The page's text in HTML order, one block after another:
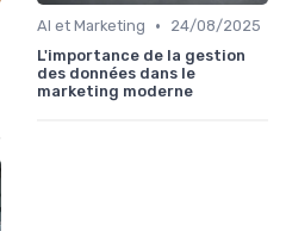
AI et Marketing •
24/08/2025
L'importance de la gestion
des données dans le
marketing moderne